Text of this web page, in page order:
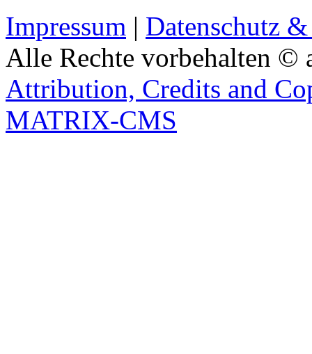
Impressum | Datenschutz
Alle Rechte vorbehalten ©
Attribution, Credits and
MATRIX-CMS